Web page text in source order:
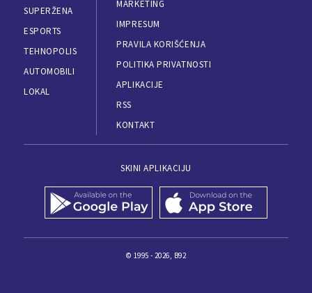
SUPERŽENA
ESPORTS
TEHNOPOLIS
AUTOMOBILI
LOKAL
MARKETING
IMPRESUM
PRAVILA KORIŠĆENJA
POLITIKA PRIVATNOSTI
APLIKACIJE
RSS
KONTAKT
SKINI APLIKACIJU
© 1995 - 2026, B92